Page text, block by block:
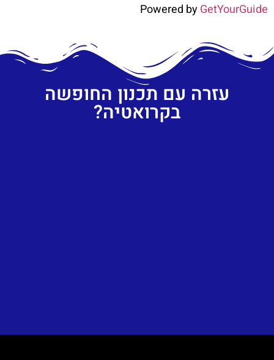
Powered byGetYourGuide
עזרה עם תכנון החופשה
בקרואטיה?